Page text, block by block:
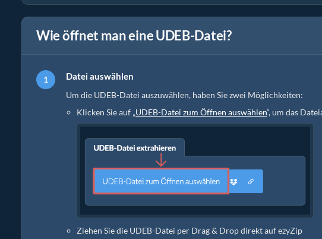
Wie öffnet man eine UDEB-Datei?
Datei auswählen
Um die UDEB-Datei auszuwählen, haben Sie zwei Möglichkeiten:
Klicken Sie auf „UDEB-Datei zum Öffnen auswählen“, um das
Ziehen Sie die UDEB-Datei per Drag & Drop direkt auf ezyZip